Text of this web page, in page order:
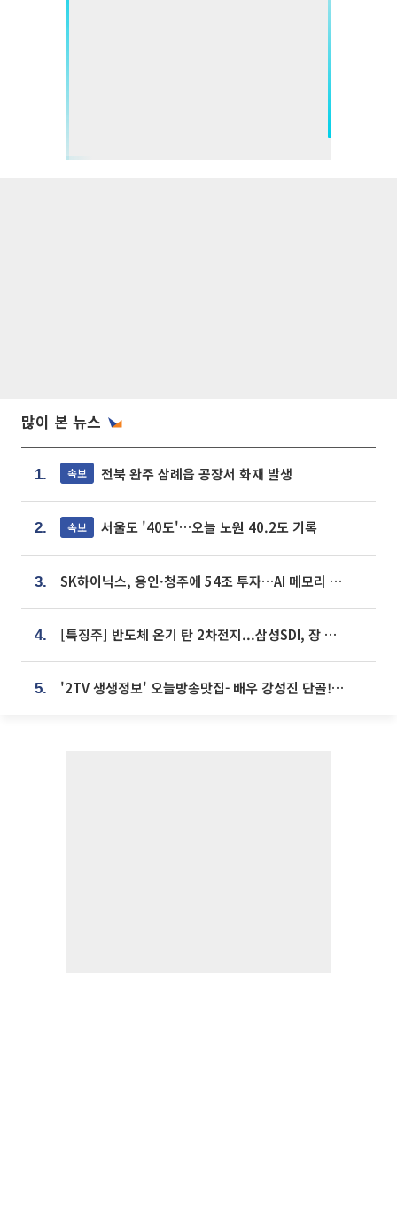
많이 본 뉴스
1. 속보 전북 완주 삼례읍 공장서 화재 발생
2. 속보 서울도 '40도'…오늘 노원 40.2도 기록
3. SK하이닉스, 용인·청주에 54조 투자…AI 메모리 생산기지 키운다
4. [특징주] 반도체 온기 탄 2차전지...삼성SDI, 장 초반 7% 넘게 껑충
5. '2TV 생생정보' 오늘방송맛집- 배우 강성진 단골! 쌀국수ㆍ푸팟퐁 커리 맛집 '블○○○'